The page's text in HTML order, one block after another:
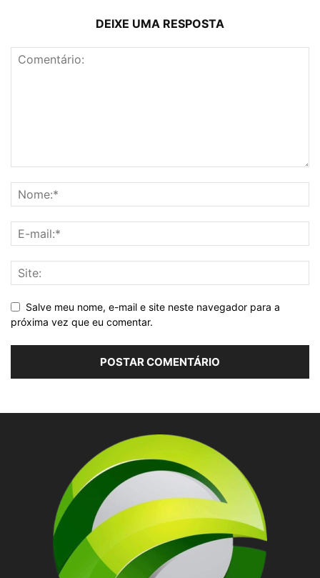
DEIXE UMA RESPOSTA
Salve meu nome, e-mail e site neste navegador para a
próxima vez que eu comentar.